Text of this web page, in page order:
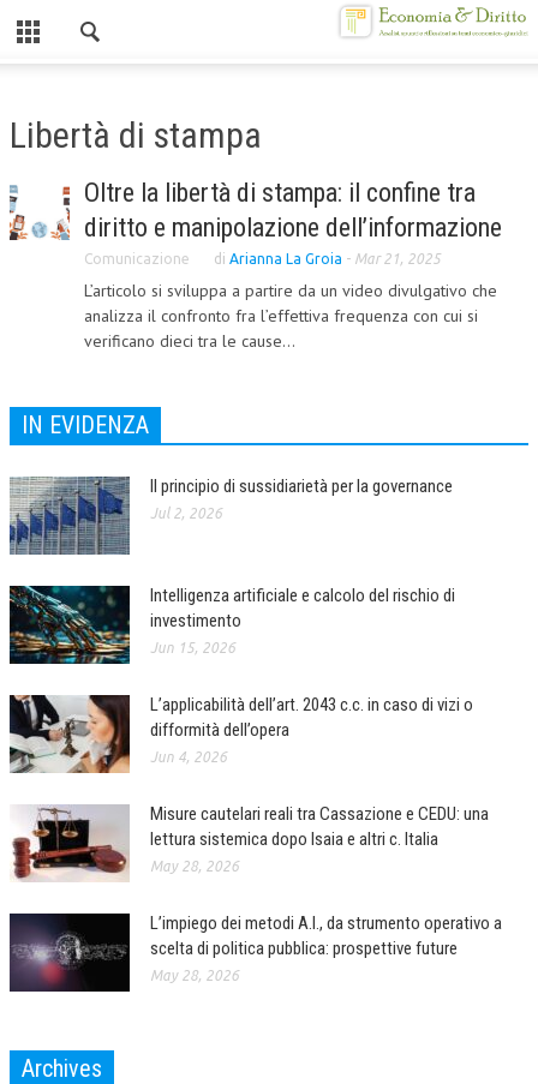
CHI SIAMO
MISSION
CENTRO STUDI
ATTO COSTITUTIVO E STATUTO
OBIETTIVI
DIREZIONE SCIENTIFICA
ALTA FORMAZIONE
ARCHIVIO CORSI 2015
DIVENTA SOCIO
BROCHURE CE.S.E.D.
LA RIVISTA
LA RIVISTA
COMITATO SCIENTIFICO
REDAZIONE
PEER REVIEW
AUTORI
Libertà di stampa
Oltre la libertà di stampa: il confine tra
diritto e manipolazione dell’informazione
Comunicazione di Arianna La Groia - Mar 21, 2025
L’articolo si sviluppa a partire da un video divulgativo che
analizza il confronto fra l’effettiva frequenza con cui si
verificano dieci tra le cause...
IN EVIDENZA
Il principio di sussidiarietà per la governance
Jul 2, 2026
Intelligenza artificiale e calcolo del rischio di
investimento
Jun 15, 2026
L’applicabilità dell’art. 2043 c.c. in caso di vizi o
difformità dell’opera
Jun 4, 2026
Misure cautelari reali tra Cassazione e CEDU: una
lettura sistemica dopo Isaia e altri c. Italia
May 28, 2026
L’impiego dei metodi A.I., da strumento operativo a
scelta di politica pubblica: prospettive future
May 28, 2026
Archives